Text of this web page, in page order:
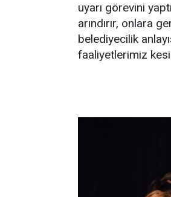
uyarı görevini
arındırır, onlara
belediyecilik
faaliyetlerimiz